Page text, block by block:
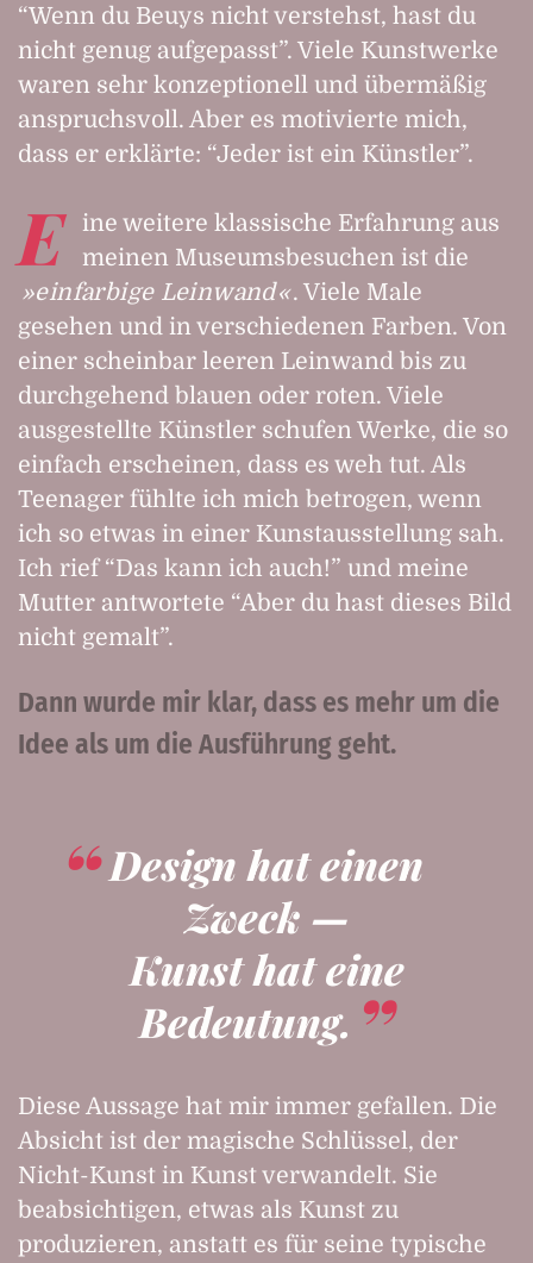
“Wenn du Beuys nicht verstehst, hast du
nicht genug aufgepasst”. Viele Kunstwerke
waren sehr konzeptionell und übermäßig
anspruchsvoll. Aber es motivierte mich,
dass er erklärte: “Jeder ist ein Künstler”.
E
ine weitere klassische Erfahrung aus
meinen Museumsbesuchen ist die
einfarbige Leinwand
. Viele Male
gesehen und in verschiedenen Farben. Von
einer scheinbar leeren Leinwand bis zu
durchgehend blauen oder roten. Viele
ausgestellte Künstler schufen Werke, die so
einfach erscheinen, dass es weh tut. Als
Teenager fühlte ich mich betrogen, wenn
ich so etwas in einer Kunstausstellung sah.
Ich rief “Das kann ich auch!” und meine
Mutter antwortete “Aber du hast dieses Bild
nicht gemalt”.
Dann wurde mir klar, dass es mehr um die
Idee als um die Ausführung geht.
Design hat einen
Zweck —
Kunst hat eine
Bedeutung.
Diese Aussage hat mir immer gefallen. Die
Absicht ist der magische Schlüssel, der
Nicht-Kunst in Kunst verwandelt. Sie
beabsichtigen, etwas als Kunst zu
produzieren, anstatt es für seine typische